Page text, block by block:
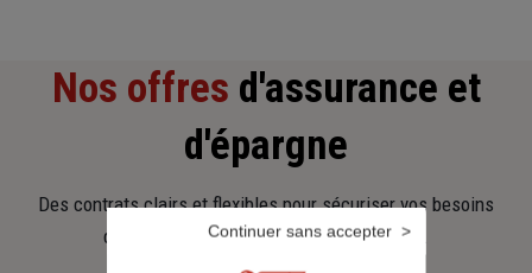
Nos offres d'assurance et
d'épargne
Des contrats clairs et flexibles pour sécuriser vos besoins
d’aujourd’hui et anticiper ceux de demain.
Continuer sans accepter